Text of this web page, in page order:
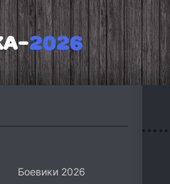
2026
Боевики 2026